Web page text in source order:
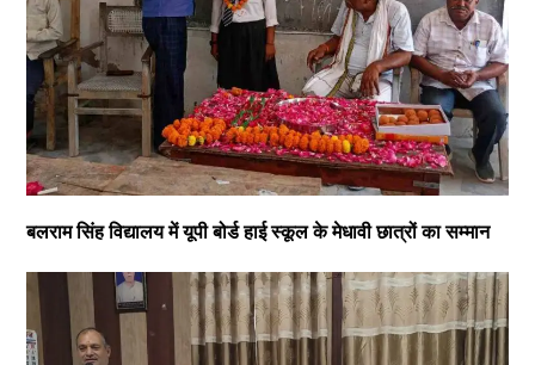
बलराम सिंह विद्यालय में यूपी बोर्ड हाई स्कूल के मेधावी छात्रों का सम्मान